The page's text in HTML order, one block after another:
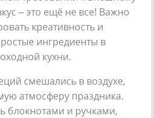
– это ещё не все! Важно
креативность и
ингредиенты в
кухни.
смешались в воздухе,
атмосферу праздника.
и ручками,